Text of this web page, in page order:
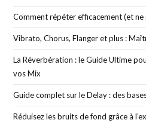
Comment répéter efficacement (et
Vibrato, Chorus, Flanger et plus :
La Réverbération : le Guide Ultime
vos Mix
Guide complet sur le Delay : des
Réduisez les bruits de fond grâce à